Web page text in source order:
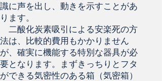
識に声を出し、動きを示すことがあ
ります。
二酸化炭素吸引による安楽死の方
法は、比較的費用もかかりません
が、確実に機能する特別な器具が必
要となります。まずきっちりとフタ
ができる気密性のある箱（気密箱）